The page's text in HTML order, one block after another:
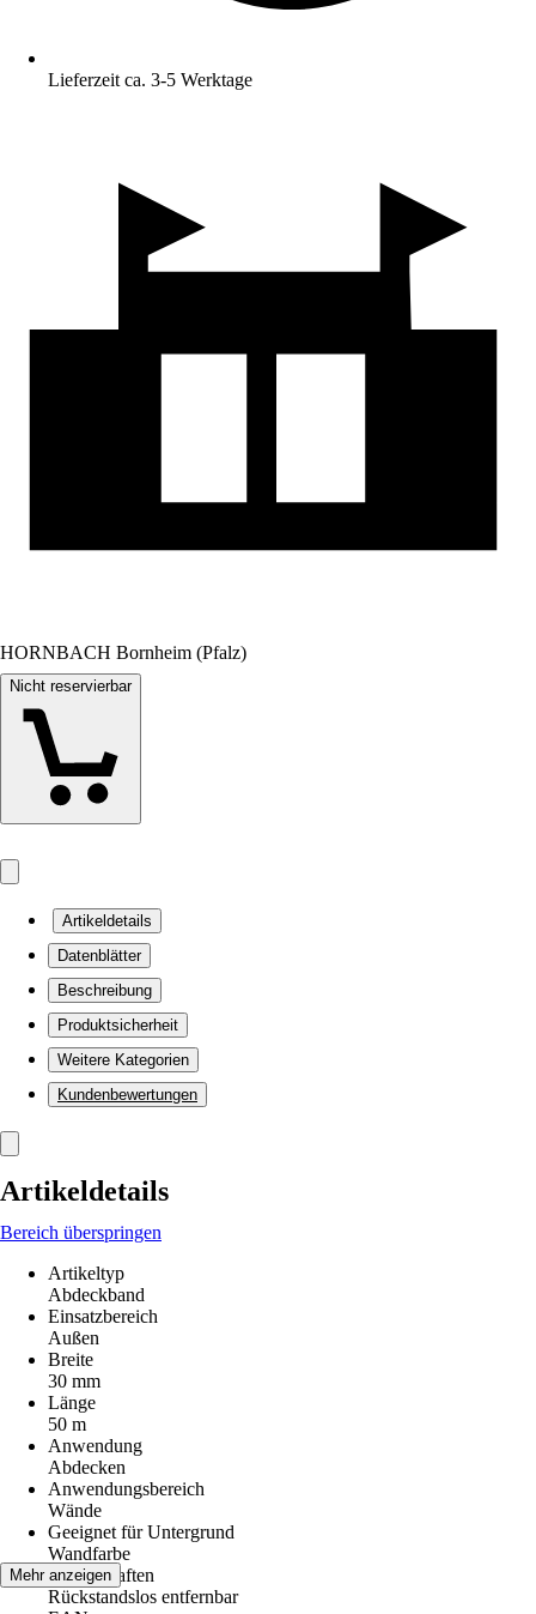
Lieferzeit ca. 3-5 Werktage
HORNBACH Bornheim (Pfalz)
Nicht reservierbar
Artikeldetails
Datenblätter
Beschreibung
Produktsicherheit
Weitere Kategorien
Kundenbewertungen
Artikeldetails
Bereich überspringen
Artikeltyp
Abdeckband
Einsatzbereich
Außen
Breite
30 mm
Länge
50 m
Anwendung
Abdecken
Anwendungsbereich
Wände
Geeignet für Untergrund
Wandfarbe
Eigenschaften
Rückstandslos entfernbar
Mehr anzeigen